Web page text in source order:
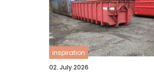
inspiration
02. July 2026